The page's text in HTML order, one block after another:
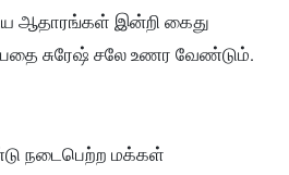
ஆதாரங்கள் இன்றி கைது
சுரேஷ் சலே உணர வேண்டும்.
நடைபெற்ற மக்கள்